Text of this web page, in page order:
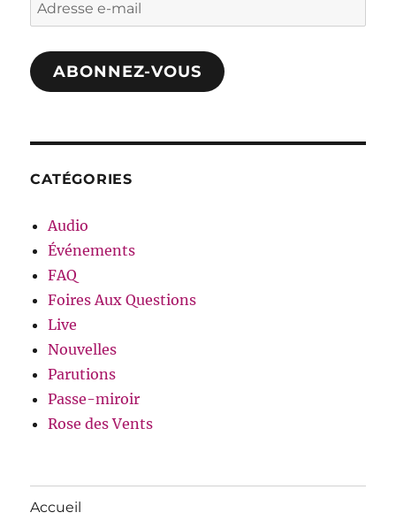
e-
mail
ABONNEZ-VOUS
CATÉGORIES
Audio
Événements
FAQ
Foires Aux Questions
Live
Nouvelles
Parutions
Passe-miroir
Rose des Vents
Accueil